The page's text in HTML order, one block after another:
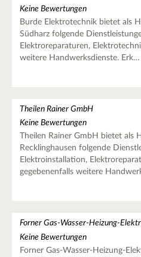
Keine Bewertungen
Burde Elektrotechnik bietet als
Südharz folgende
Elektroreparaturen,
weitere Handwerksdienste. Erk…
Theilen Rainer GmbH
Keine Bewertungen
Theilen Rainer GmbH bietet als
Recklinghausen folgende
Elektroinstallation,
gegebenenfalls weitere
Forner Gas-Wasser-Heizung-
Keine Bewertungen
Forner Gas-Wasser-Heizung-